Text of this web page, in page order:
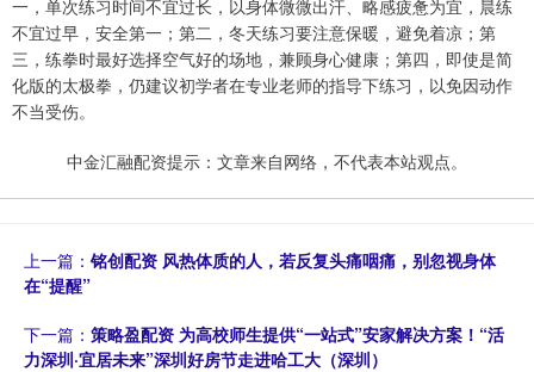
一，单次练习时间不宜过长，以身体微微出汗、略感疲惫为宜，晨练
不宜过早，安全第一；第二，冬天练习要注意保暖，避免着凉；第
三，练拳时最好选择空气好的场地，兼顾身心健康；第四，即使是简
化版的太极拳，仍建议初学者在专业老师的指导下练习，以免因动作
不当受伤。
中金汇融配资提示：文章来自网络，不代表本站观点。
上一篇： 铭创配资 风热体质的人，若反复头痛咽痛，别忽视身体
在“提醒”
下一篇： 策略盈配资 为高校师生提供“一站式”安家解决方案！“活
力深圳·宜居未来”深圳好房节走进哈工大（深圳）